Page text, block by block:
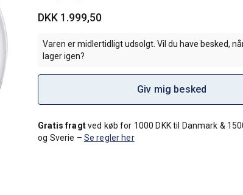
DKK 1.999,50
Varen er midlertidligt udsolgt. Vil du have besked,
lager igen?
Giv mig besked
Gratis fragtved køb for 1000 DKK til Danmark &
og Sverie – Se regler her